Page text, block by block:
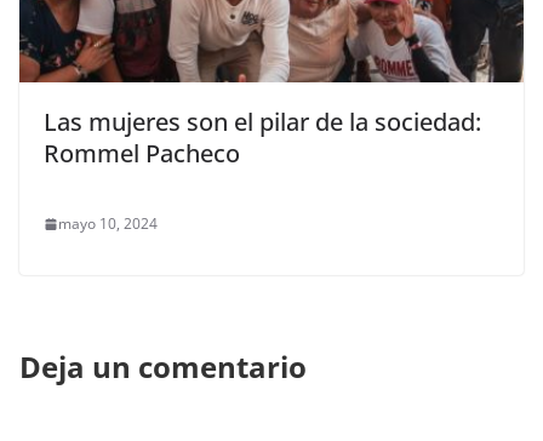
Las mujeres son el pilar de la sociedad:
Rommel Pacheco
mayo 10, 2024
Deja un comentario